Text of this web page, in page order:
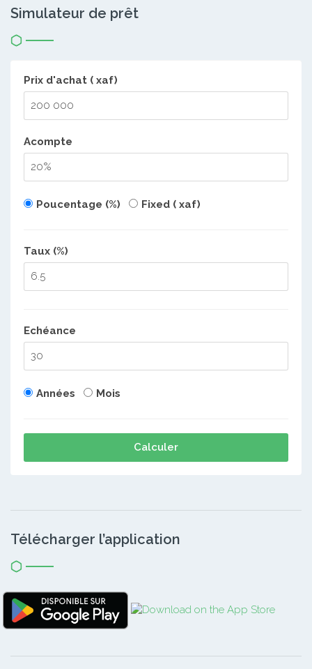
Simulateur de prêt
Prix d'achat ( xaf)
Acompte
Poucentage (%) Fixed ( xaf)
Taux (%)
Echéance
Années Mois
Calculer
Télécharger l’application